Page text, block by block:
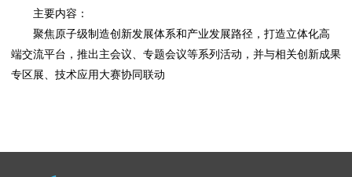
主要内容：
聚焦原子级制造创新发展体系和产业发展路径，打造立体化高
端交流平台，推出主会议、专题会议等系列活动，并与相关创新成果
专区展、技术应用大赛协同联动